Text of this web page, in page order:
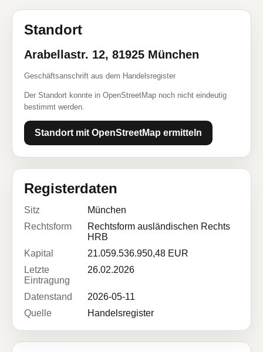
Standort
Arabellastr. 12, 81925 München
Geschäftsanschrift aus dem Handelsregister
Der Standort konnte in OpenStreetMap noch nicht eindeutig
bestimmt werden.
Standort mit OpenStreetMap ermitteln
Registerdaten
Sitz
München
Rechtsform
Rechtsform ausländischen Rechts
HRB
Kapital
21.059.536.950,48 EUR
Letzte
Eintragung
26.02.2026
Datenstand
2026-05-11
Quelle
Handelsregister